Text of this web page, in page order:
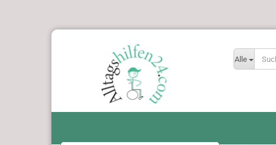
Alle